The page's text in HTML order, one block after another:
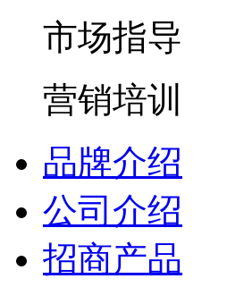
市场指导
营销培训
品牌介绍
公司介绍
招商产品